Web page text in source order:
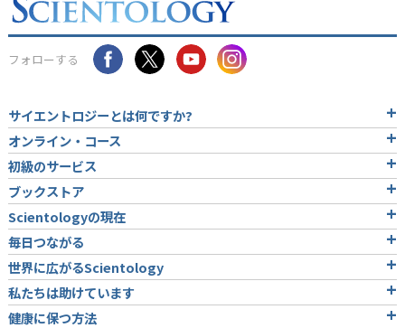
フォローする
サイエントロジーとは何ですか?
オンライン・コース
初級のサービス
ブックストア
Scientologyの現在
毎日つながる
世界に広がるScientology
私たちは助けています
健康に保つ方法